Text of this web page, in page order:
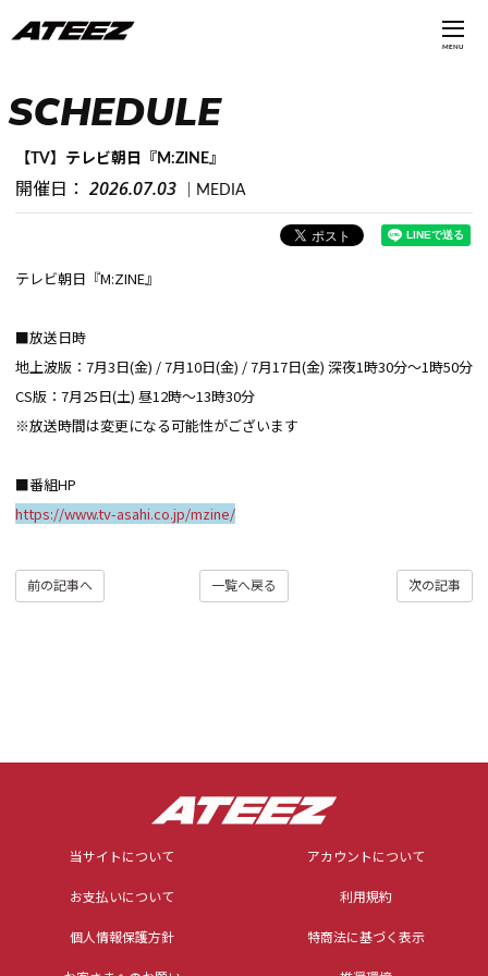
MENU
SCHEDULE
【TV】テレビ朝日『M:ZINE』
開催日： 2026.07.03 MEDIA
テレビ朝日『M:ZINE』
■放送日時
地上波版：7月3日(金) / 7月10日(金) / 7月17日(金) 深夜1時30分～1時50分
CS版：7月25日(土) 昼12時～13時30分
※放送時間は変更になる可能性がございます
■番組HP
https://www.tv-asahi.co.jp/mzine/
次の記事
一覧へ戻る
前の記事へ
当サイトについて アカウントについて
お支払いについて 利用規約
個人情報保護方針 特商法に基づく表示